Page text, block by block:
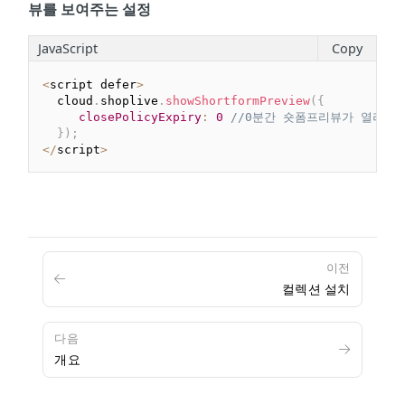
뷰를 보여주는 설정
<script defer>
  cloud
. shoplive . showShortformPreview( {
closePolicyExpiry : 0
//0분간 숏폼프리뷰가 열리지
} ) ;
</script>
JavaScript Copy
이전
컬렉션 설치
다음
개요